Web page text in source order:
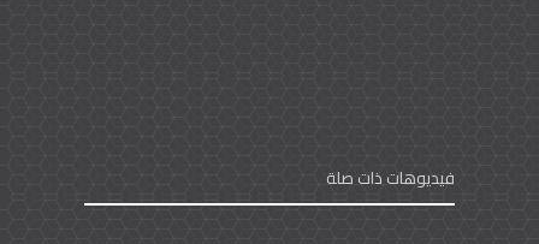
فيديوهات ذات صلة